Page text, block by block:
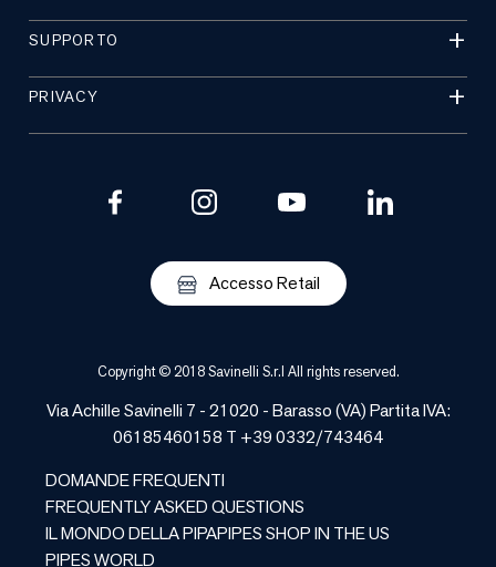
SUPPORTO
PRIVACY
Accesso Retail
Copyright © 2018 Savinelli S.r.l All rights reserved.
Via Achille Savinelli 7 - 21020 -Barasso(VA) Partita IVA:
06185460158 T +39 0332/743464
DOMANDE FREQUENTI
FREQUENTLY ASKED QUESTIONS
IL MONDO DELLA PIPAPIPES SHOP IN THE US
PIPES WORLD